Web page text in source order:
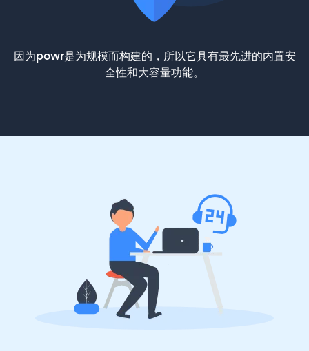
因为powr是为规模而构建的，所以它具有最先进的内置安
全性和大容量功能。